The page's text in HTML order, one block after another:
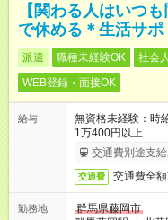
【関わる人はいつ
で休める＊生活サポ
派遣 職種未経験OK 社会
WEB登録・面接OK
給与
無資格未経験：
1万400円以上
交通費別途支給
交通費 交通費全
勤務地
群馬県藤岡市